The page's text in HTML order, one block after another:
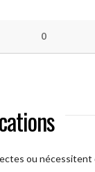
0
ou